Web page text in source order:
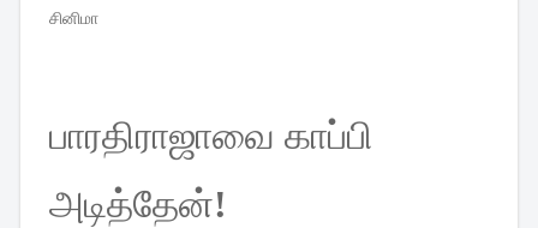
சினிமா
பாரதிராஜாவை காப்பி
அடித்தேன்!